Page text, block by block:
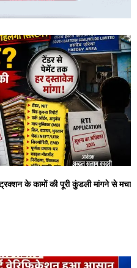
के कामों की पूरी कुंडली मांगने से मचा